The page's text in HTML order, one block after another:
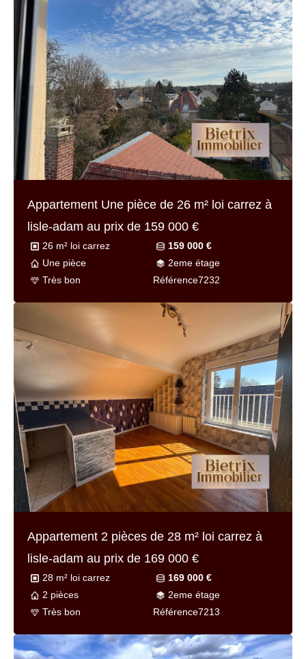
Appartement Une pièce de 26 m² loi carrez à
lisle-adam au prix de 159 000 €
26 m² loi carrez
159 000 €
Une pièce
2eme étage
Très bon
Référence7232
Appartement 2 pièces de 28 m² loi carrez à
lisle-adam au prix de 169 000 €
28 m² loi carrez
169 000 €
2 pièces
2eme étage
Très bon
Référence7213